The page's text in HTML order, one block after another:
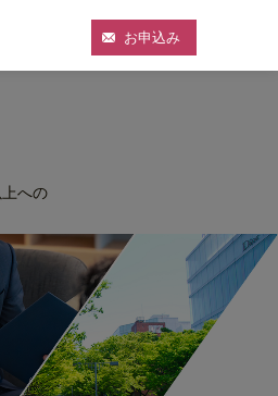
お申込み
上への